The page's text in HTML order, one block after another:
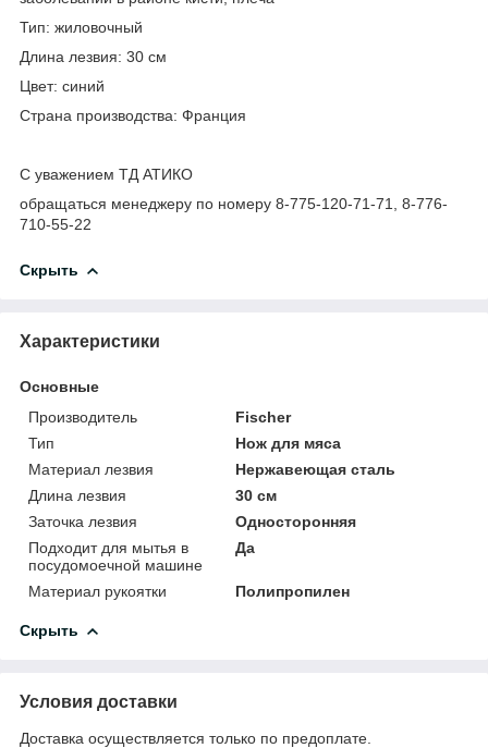
Тип: жиловочный
Длина лезвия: 30 см
Цвет: синий
Страна производства: Франция
С уважением ТД АТИКО
обращаться менеджеру по номеру 8-775-120-71-71, 8-776-
710-55-22
Скрыть
Характеристики
Основные
Производитель
Fischer
Тип
Нож для мяса
Материал лезвия
Нержавеющая сталь
Длина лезвия
30 см
Заточка лезвия
Односторонняя
Подходит для мытья в
посудомоечной машине
Да
Материал рукоятки Полипропилен
Скрыть
Условия доставки
Доставка осуществляется только по предоплате.